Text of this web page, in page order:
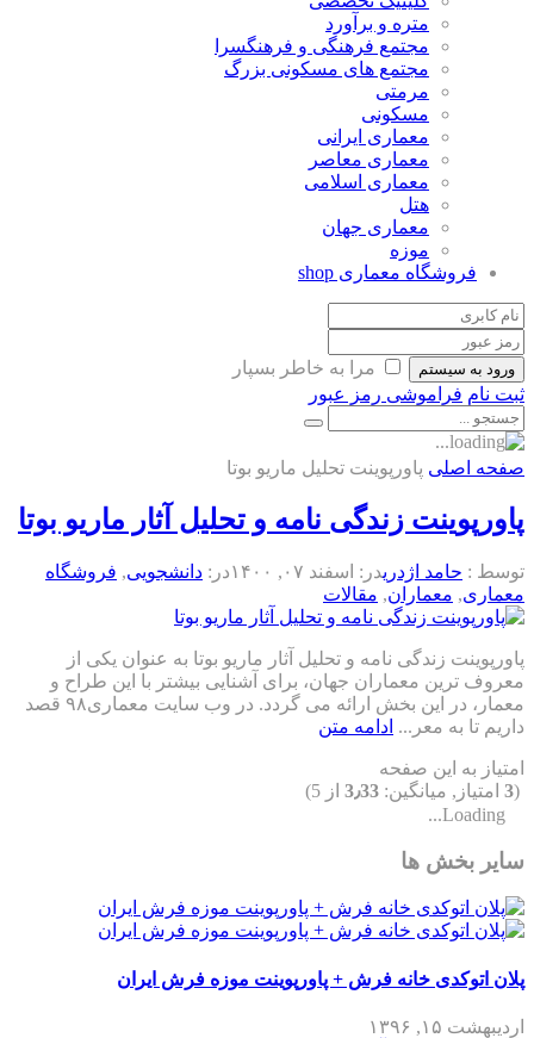
متره و برآورد
مجتمع فرهنگی و فرهنگسرا
مجتمع های مسکونی بزرگ
مرمتی
مسکونی
معماری ایرانی
معماری معاصر
معماری اسلامی
هتل
معماری جهان
موزه
فروشگاه معماری shop
ورود به سیستم
مرا به خاطر بسپار
ثبت نام فراموشی رمز عبور
صفحه اصلی پاورپوینت تحلیل ماریو بوتا
پاورپوینت زندگی نامه و تحلیل آثار ماریو بوتا
توسط : حامد اژدریدر: اسفند ۰۷, ۱۴۰۰ در: دانشجویی, فروشگاه
معماری, معماران, مقالات
پاورپوینت زندگی نامه و تحلیل آثار ماریو بوتا به عنوان یکی از
معروف ترین معماران جهان، برای آشنایی بیشتر با این طراح و
معمار، در این بخش ارائه می گردد. در وب سایت معماری۹۸ قصد
داریم تا به معر... ادامه متن
امتیاز به این صفحه
(
3 امتیاز, میانگین: 3٫33 از 5)
Loading...
سایر بخش ها
پلان اتوکدی خانه فرش + پاورپوینت موزه فرش ایران
اردیبهشت ۱۵, ۱۳۹۶